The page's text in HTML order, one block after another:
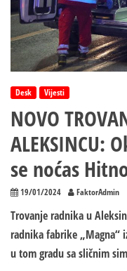
Desk Vijesti
NOVO
ALEKSINCU:
se noćas
19/01/2024 FaktorAdmin
Trovanje radnika u
radnika fabrike „Magna“
u tom gradu sa sličnim